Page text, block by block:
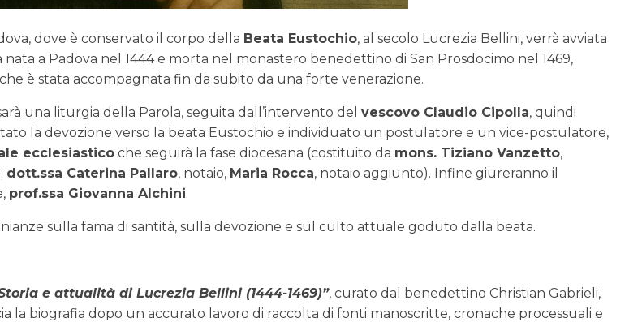
dove è conservato il corpo della Beata Eustochio, al secolo Lucrezia Bellini, verrà avviata
a Padova nel 1444 e morta nel monastero benedettino di San Prosdocimo nel 1469,
è stata accompagnata fin da subito da una forte venerazione.
una liturgia della Parola, seguita dall’intervento del vescovo Claudio Cipolla, quindi
la devozione verso la beata Eustochio e individuato un postulatore e un vice-postulatore,
ecclesiastico che seguirà la fase diocesana (costituito da mons. Tiziano Vanzetto,
dott.ssa Caterina Pallaro, notaio, Maria Rocca, notaio aggiunto). Infine giureranno il
prof.ssa Giovanna Alchini.
sulla fama di santità, sulla devozione e sul culto attuale goduto dalla beata.
e attualità di Lucrezia Bellini (1444-1469)”, curato dal benedettino Christian Gabrieli,
la biografia dopo un accurato lavoro di raccolta di fonti manoscritte, cronache processuali e